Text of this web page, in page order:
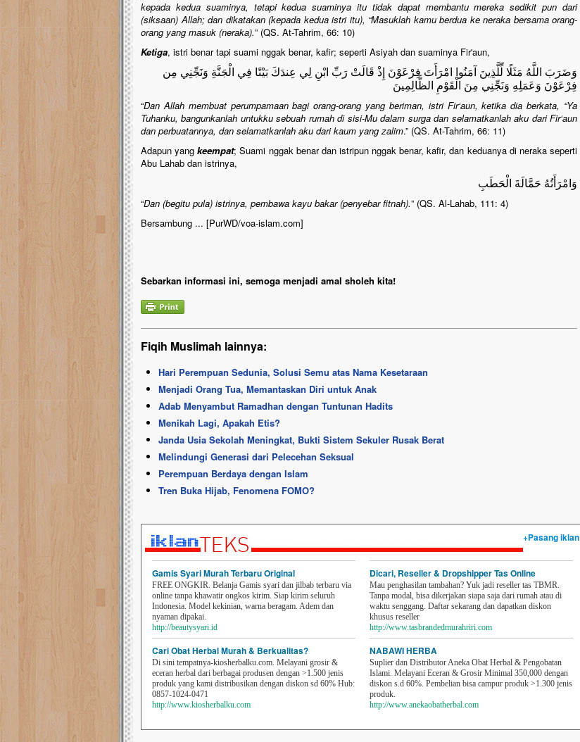
kepada kedua suaminya, tetapi kedua suaminya itu tidak dapat membantu mereka sedikit pun dari
(siksaan) Allah; dan dikatakan (kepada kedua istri itu), “Masuklah kamu berdua ke neraka bersama orang-
orang yang masuk (neraka).” (QS. At-Tahrim, 66: 10)
Ketiga, istri benar tapi suami nggak benar, kafir; seperti Asiyah dan suaminya Fir'aun,
وَضَرَبَ اللَّهُ مَثَلًا لِّلَّذِينَ آمَنُوا امْرَأَتَ فِرْعَوْنَ إِذْ قَالَتْ رَبِّ ابْنِ لِي عِندَكَ بَيْتًا فِي الْجَنَّةِ وَنَجِّنِي مِن
فِرْعَوْنَ وَعَمَلِهِ وَنَجِّنِي مِنَ الْقَوْمِ الظَّالِمِينَ
“Dan Allah membuat perumpamaan bagi orang-orang yang beriman, istri Fir‘aun, ketika dia berkata, “Ya
Tuhanku, bangunkanlah untukku sebuah rumah di sisi-Mu dalam surga dan selamatkanlah aku dari Fir‘aun
dan perbuatannya, dan selamatkanlah aku dari kaum yang zalim.” (QS. At-Tahrim, 66: 11)
Adapun yangkeempat; Suami nggak benar dan istripun nggak benar, kafir, dan keduanya di neraka seperti
Abu Lahab dan istrinya,
وَامْرَأَتُهُ حَمَّالَةَ الْحَطَبِ
“Dan (begitu pula) istrinya, pembawa kayu bakar (penyebar fitnah).” (QS. Al-Lahab, 111: 4)
Bersambung ... [PurWD/voa-islam.com]
Sebarkan informasi ini, semoga menjadi amal sholeh kita!
Fiqih Muslimah lainnya:
Hari Perempuan Sedunia, Solusi Semu atas Nama Kesetaraan
Menjadi Orang Tua, Memantaskan Diri untuk Anak
Adab Menyambut Ramadhan dengan Tuntunan Hadits
Menikah Lagi, Apakah Etis?
Janda Usia Sekolah Meningkat, Bukti Sistem Sekuler Rusak Berat
Melindungi Generasi dari Pelecehan Seksual
Perempuan Berdaya dengan Islam
Tren Buka Hijab, Fenomena FOMO?
+Pasang iklan
Gamis Syari Murah Terbaru Original
FREE ONGKIR. Belanja Gamis syari dan jilbab terbaru via
online tanpa khawatir ongkos kirim. Siap kirim seluruh
Indonesia. Model kekinian, warna beragam. Adem dan
nyaman dipakai.
http://beautysyari.id
Cari Obat Herbal Murah & Berkualitas?
Di sini tempatnya-kiosherbalku.com. Melayani grosir &
eceran herbal dari berbagai produsen dengan >1.500 jenis
produk yang kami distribusikan dengan diskon sd 60% Hub:
0857-1024-0471
http://www.kiosherbalku.com
Dicari, Reseller & Dropshipper Tas Online
Mau penghasilan tambahan? Yuk jadi reseller tas TBMR.
Tanpa modal, bisa dikerjakan siapa saja dari rumah atau di
waktu senggang. Daftar sekarang dan dapatkan diskon
khusus reseller
http://www.tasbrandedmurahriri.com
NABAWI HERBA
Suplier dan Distributor Aneka Obat Herbal & Pengobatan
Islami. Melayani Eceran & Grosir Minimal 350,000 dengan
diskon s.d 60%. Pembelian bisa campur produk >1.300 jenis
produk.
http://www.anekaobatherbal.com